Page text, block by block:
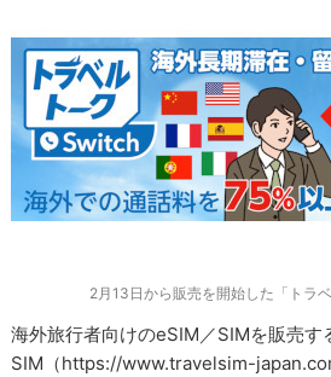
2月13日から販売を開始した「トラ
海外旅行者向けのeSIM／SIMを販売す
SIM（https://www.travelsim-